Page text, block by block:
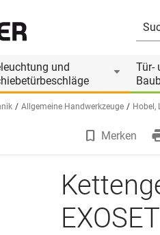
und
Tür-
Allgemeine Handwerkzeuge Hobel,
Merken
EXOSET